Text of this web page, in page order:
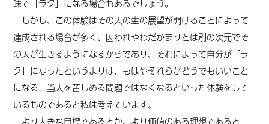
味で「ラク」になる場合もあるでしょう。
しかし、この体験はその人の生の展望が開けることによって
達成される場合が多く、囚われやわだかまりとは別の次元でそ
の人が生きるようになるからであり、それによって自分が「ラ
ク」になったというよりは、もはやそれらがどうでもいいこと
になる、当人を苦しめる問題ではなくなるといった体験をして
いるものであると私は考えています。
より大きな目標であるとか、より価値のある理想であると